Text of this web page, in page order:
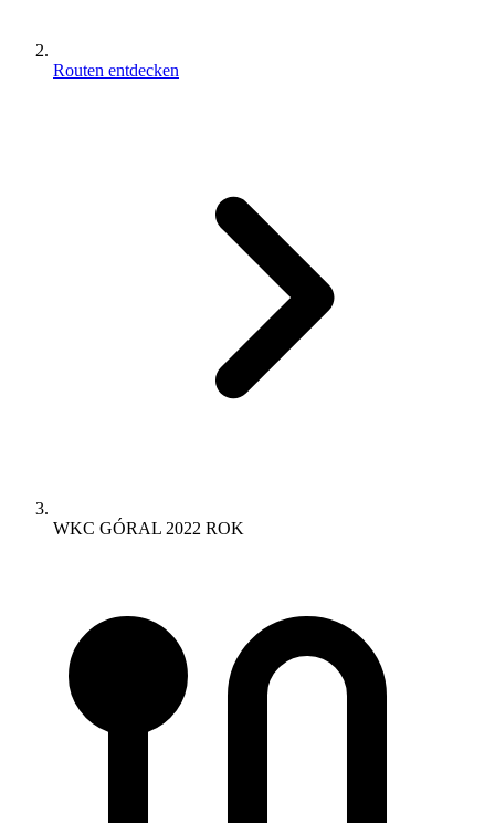
Routen entdecken
WKC GÓRAL 2022 ROK